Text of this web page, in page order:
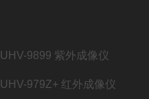
UHV-9899 紫外成像仪
UHV-979Z+ 红外成像仪